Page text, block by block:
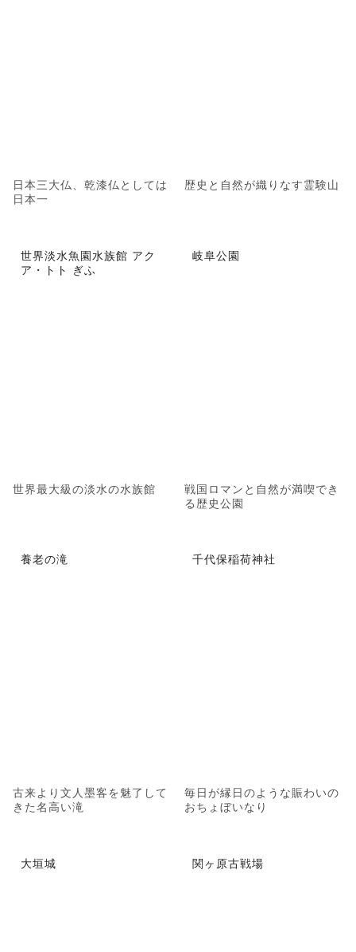
日本三大仏、乾漆仏としては
日本一
歴史と自然が織りなす霊験山
世界淡水魚園水族館 アク
ア・トト ぎふ
世界最大級の淡水の水族館
岐阜公園
戦国ロマンと自然が満喫でき
る歴史公園
養老の滝
古来より文人墨客を魅了して
きた名高い滝
千代保稲荷神社
毎日が縁日のような賑わいの
おちょぼいなり
大垣城 関ヶ原古戦場